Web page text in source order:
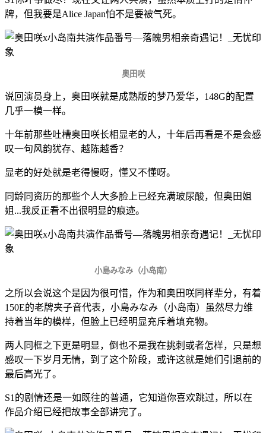
牌，但我要是Alice Japan怕不是要被气死。
奥田咲
说回演员身上，奥田咲就是成熟版的梦乃爱华，148G的配置
几乎一模一样。
十年前那些吐槽奥田咲长相显老的人，十年后再看是不是会感
叹一句风韵犹存、越陈越香？
显老的好处就是老得慢呀，懂又不懂呀。
同龄同资历的那些个人大多脸上已经充满玻尿酸，但奥田姐
姐...我反正看不出很明显的痕迹。
小島みなみ（小岛南）
之所以会说这个是因为很可惜，作为和奥田咲同样辈分，有着
150E的老牌夹子音代表，小島みなみ（小岛南）虽然尽力维
持着当年的模样，但脸上已经明显充斥着填充物。
两人同框之下更是明显，倒也不是我在挑刺或者怎样，只是想
感叹一下岁月无情，到了这个阶段，或许这就是她们引退前的
最后高光了。
S1的剧情还是一如既往的普通，它知道你喜欢跳过，所以在
作品介绍已经把故事全部讲完了。